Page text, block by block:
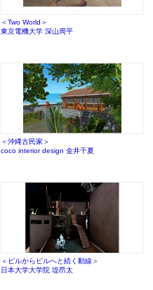
＜Two World＞
東京電機大学 深山周平
＜沖縄古民家＞
coco interior design 金井千夏
＜ビルからビルへと続く動線＞
日本大学大学院 堤昂太